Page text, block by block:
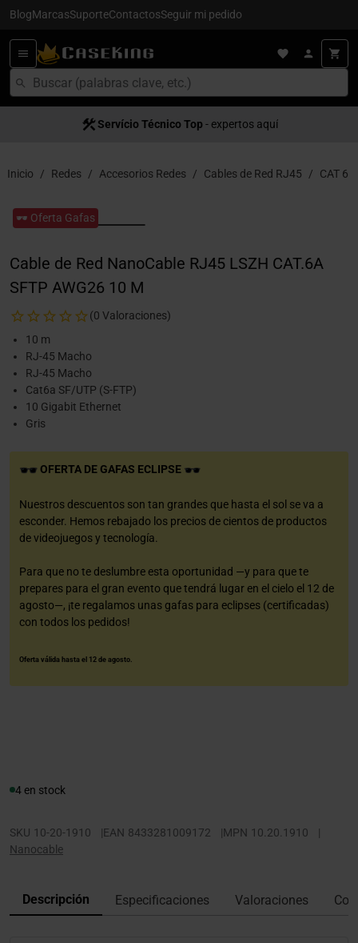
BlogMarcasSuporteContactosSeguir mi pedido
Servício Técnico Top - expertos aquí
Inicio Redes Accesorios Redes Cables de Red RJ45 CAT 6
🕶️ Oferta Gafas
Cable de Red NanoCable RJ45 LSZH CAT.6A
SFTP AWG26 10 M
(0 Valoraciones)
10 m
RJ-45 Macho
RJ-45 Macho
Cat6a SF/UTP (S-FTP)
10 Gigabit Ethernet
Gris
OFERTA DE GAFAS ECLIPSE
Nuestros descuentos son tan grandes que hasta el sol se va a
esconder. Hemos rebajado los precios de cientos de productos
de videojuegos y tecnología.
Para que no te deslumbre esta oportunidad —y para que te
prepares para el gran evento que tendrá lugar en el cielo el 12 de
agosto—, ¡te regalamos unas gafas para eclipses (certificadas)
con todos los pedidos!
Oferta válida hasta el 12 de agosto.
4 en stock
SKU 10-20-1910 |EAN 8433281009172 |MPN 10.20.1910
|
Nanocable
Descripción Especificaciones Valoraciones